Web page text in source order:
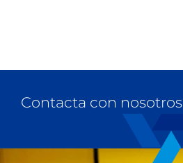
Contacta con nosotros